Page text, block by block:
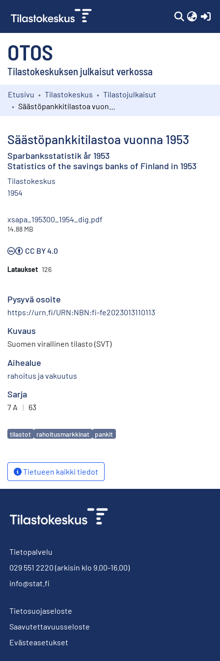
OTOS
Tilastokeskuksen julkaisut verkossa
Kokoelmat
Etusivu Tilastokeskus
Tilastojulkaisut
Säästöpankkitilastoa vuonna 1953
Sparbanksstatistik år 1953
Statistics of the savings banks of Finland in 1953
Tilastokeskus
1954
xsapa_195300_1954_dig.pdf
14.88 MB
CC BY 4.0
Lataukset 126
Pysyvä osoite
https://urn.fi/URN:NBN:fi-fe2023013110113
Kuvaus
Suomen virallinen tilasto (SVT)
Aihealue
rahoitus ja vakuutus
Sarja
7 A | 63
Avainsanat
tilastot rahoitusmarkkinat pankit
Tietueen kaikki tiedot
Tietopalvelu
029 551 2220 (arkisin klo 9.00-16.00)
info@stat.fi
Tietosuojaseloste
Saavutettavuusseloste
Evästeasetukset